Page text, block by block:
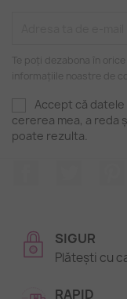
Te poți dezabona în
informațiile noastre de
Accept că
cererea mea, a reda
poate rezulta.
SIGUR
Plătești cu
RAPID